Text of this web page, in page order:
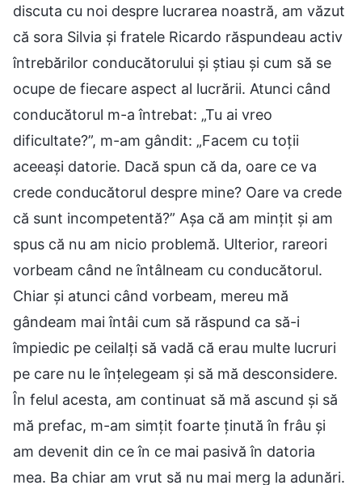
discuta cu noi despre lucrarea noastră, am văzut
că sora Silvia și fratele Ricardo răspundeau activ
întrebărilor conducătorului și știau și cum să se
ocupe de fiecare aspect al lucrării. Atunci când
conducătorul m-a întrebat: „Tu ai vreo
dificultate?”, m-am gândit: „Facem cu toții
aceeași datorie. Dacă spun că da, oare ce va
crede conducătorul despre mine? Oare va crede
că sunt incompetentă?” Așa că am mințit și am
spus că nu am nicio problemă. Ulterior, rareori
vorbeam când ne întâlneam cu conducătorul.
Chiar și atunci când vorbeam, mereu mă
gândeam mai întâi cum să răspund ca să-i
împiedic pe ceilalți să vadă că erau multe lucruri
pe care nu le înțelegeam și să mă desconsidere.
În felul acesta, am continuat să mă ascund și să
mă prefac, m-am simțit foarte ținută în frâu și
am devenit din ce în ce mai pasivă în datoria
mea. Ba chiar am vrut să nu mai merg la adunări.